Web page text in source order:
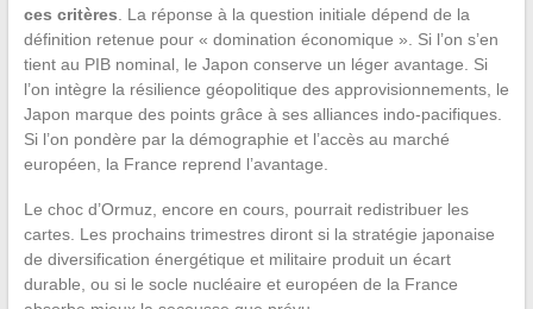
ces critères . La réponse à la question initiale dépend de la
définition retenue pour « domination économique ». Si l’on s’en
tient au PIB nominal, le Japon conserve un léger avantage. Si
l’on intègre la résilience géopolitique des approvisionnements, le
Japon marque des points grâce à ses alliances indo-pacifiques.
Si l’on pondère par la démographie et l’accès au marché
européen, la France reprend l’avantage.
Le choc d’Ormuz, encore en cours, pourrait redistribuer les
cartes. Les prochains trimestres diront si la stratégie japonaise
de diversification énergétique et militaire produit un écart
durable, ou si le socle nucléaire et européen de la France